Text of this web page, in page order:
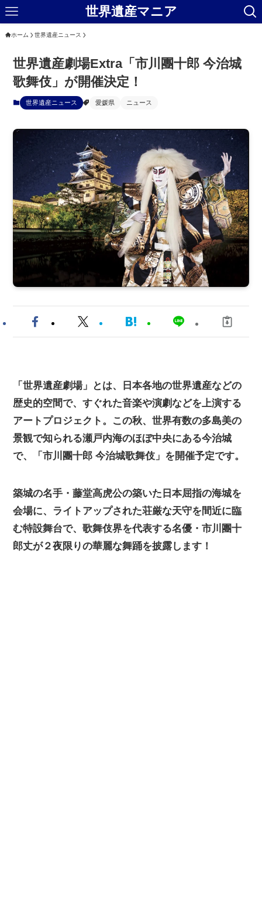
世界遺産マニア
ホーム 世界遺産ニュース
世界遺産劇場Extra「市川團十郎 今治城
歌舞伎」が開催決定！
世界遺産ニュース 愛媛県 ニュース
「世界遺産劇場」とは、日本各地の世界遺産などの
歴史的空間で、すぐれた音楽や演劇などを上演する
アートプロジェクト。この秋、世界有数の多島美の
景観で知られる瀬戸内海のほぼ中央にある今治城
で、「市川團十郎 今治城歌舞伎」を開催予定です。
築城の名手・藤堂高虎公の築いた日本屈指の海城を
会場に、ライトアップされた荘厳な天守を間近に臨
む特設舞台で、歌舞伎界を代表する名優・市川團十
郎丈が２夜限りの華麗な舞踊を披露します！